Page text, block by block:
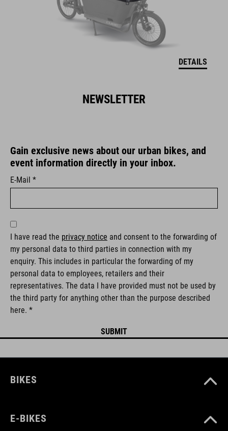
DETAILS
NEWSLETTER
Gain exclusive news about our urban bikes, and
event information directly in your inbox.
E-Mail *
I have read the privacy notice and consent to the forwarding of
my personal data to third parties in connection with my
enquiry. This includes in particular the forwarding of my
personal data to employees, retailers and their
representatives. The data I have provided must not be used by
the third party for anything other than the purpose described
here. *
BIKES
E-BIKES